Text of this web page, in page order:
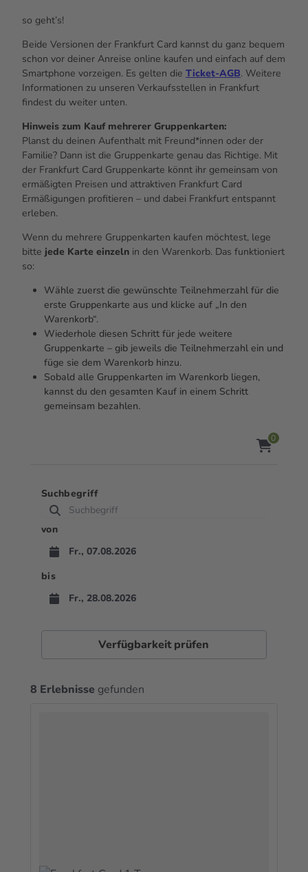
so geht’s!
Beide Versionen der Frankfurt Card kannst du ganz bequem
schon vor deiner Anreise online kaufen und einfach auf dem
Smartphone vorzeigen. Es gelten die Ticket-AGB. Weitere
Informationen zu unseren Verkaufsstellen in Frankfurt
findest du weiter unten.
Hinweis zum Kauf mehrerer Gruppenkarten:
Planst du deinen Aufenthalt mit Freund*innen oder der
Familie? Dann ist die Gruppenkarte genau das Richtige. Mit
der Frankfurt Card Gruppenkarte könnt ihr gemeinsam von
ermäßigten Preisen und attraktiven Frankfurt Card
Ermäßigungen profitieren – und dabei Frankfurt entspannt
erleben.
Wenn du mehrere Gruppenkarten kaufen möchtest, lege
bitte jede Karte einzeln in den Warenkorb. Das funktioniert
so:
Wähle zuerst die gewünschte Teilnehmerzahl für die
erste Gruppenkarte aus und klicke auf „In den
Warenkorb“.
Wiederhole diesen Schritt für jede weitere
Gruppenkarte – gib jeweils die Teilnehmerzahl ein und
füge sie dem Warenkorb hinzu.
Sobald alle Gruppenkarten im Warenkorb liegen,
kannst du den gesamten Kauf in einem Schritt
gemeinsam bezahlen.
0
Suchbegriff
von
bis
Verfügbarkeit prüfen
8 Erlebnisse gefunden